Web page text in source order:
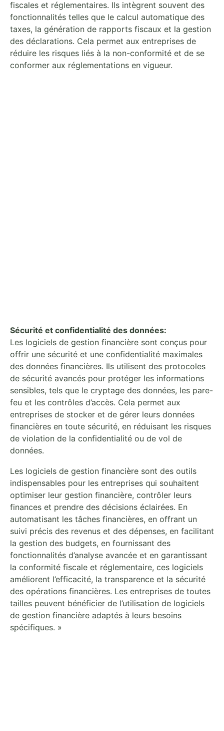
fiscales et réglementaires. Ils intègrent souvent des
fonctionnalités telles que le calcul automatique des
taxes, la génération de rapports fiscaux et la gestion
des déclarations. Cela permet aux entreprises de
réduire les risques liés à la non-conformité et de se
conformer aux réglementations en vigueur.
Sécurité et confidentialité des données:
Les logiciels de gestion financière sont conçus pour
offrir une sécurité et une confidentialité maximales
des données financières. Ils utilisent des protocoles
de sécurité avancés pour protéger les informations
sensibles, tels que le cryptage des données, les pare-
feu et les contrôles d’accès. Cela permet aux
entreprises de stocker et de gérer leurs données
financières en toute sécurité, en réduisant les risques
de violation de la confidentialité ou de vol de
données.
Les logiciels de gestion financière sont des outils
indispensables pour les entreprises qui souhaitent
optimiser leur gestion financière, contrôler leurs
finances et prendre des décisions éclairées. En
automatisant les tâches financières, en offrant un
suivi précis des revenus et des dépenses, en facilitant
la gestion des budgets, en fournissant des
fonctionnalités d’analyse avancée et en garantissant
la conformité fiscale et réglementaire, ces logiciels
améliorent l’efficacité, la transparence et la sécurité
des opérations financières. Les entreprises de toutes
tailles peuvent bénéficier de l’utilisation de logiciels
de gestion financière adaptés à leurs besoins
spécifiques. »